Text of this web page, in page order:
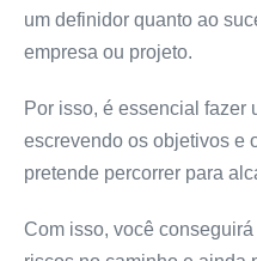
um definidor quanto ao
empresa ou projeto.
Por isso, é essencial fazer
escrevendo os objetivos e
pretende percorrer para
Com isso, você